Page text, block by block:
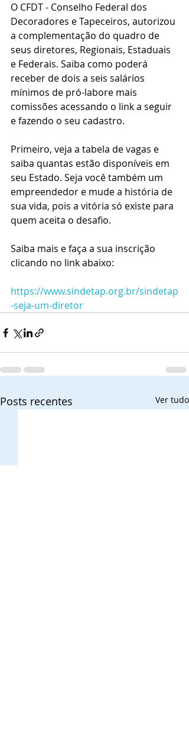
O CFDT - Conselho Federal dos
Decoradores e Tapeceiros, autorizou
a complementação do quadro de
seus diretores, Regionais, Estaduais
e Federais. Saiba como poderá
receber de dois a seis salários
mínimos de pró-labore mais
comissões acessando o link a seguir
e fazendo o seu cadastro.
Primeiro, veja a tabela de vagas e
saiba quantas estão disponíveis em
seu Estado. Seja você também um
empreendedor e mude a história de
sua vida, pois a vitória só existe para
quem aceita o desafio.
Saiba mais e faça a sua inscrição
clicando no link abaixo:
https://www.sindetap.org.br/sindetap
-seja-um-diretor
Posts recentes Ver tudo